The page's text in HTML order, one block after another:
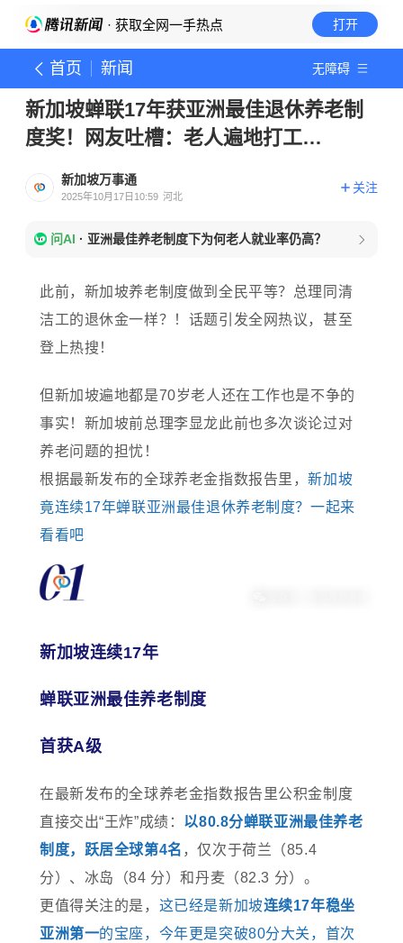
· 获取全网一手热点 打开
首页 新闻 无障碍
新加坡蝉联17年获亚洲最佳退休养老制
度奖！网友吐槽：老人遍地打工…
新加坡万事通
2025年10月17日10:59 河北
关注
问AI · 亚洲最佳养老制度下为何老人就业率仍高？
此前，新加坡养老制度做到全民平等？总理同清
洁工的退休金一样？！话题引发全网热议，甚至
登上热搜！
但新加坡遍地都是70岁老人还在工作也是不争的
事实！新加坡前总理李显龙此前也多次谈论过对
养老问题的担忧！
根据最新发布的全球养老金指数报告里，新加坡
竟连续17年蝉联亚洲最佳退休养老制度？一起来
看看吧
新加坡连续17年
蝉联亚洲最佳养老制度
首获A级
在最新发布的全球养老金指数报告里公积金制度
直接交出“王炸”成绩： 以80.8分蝉联亚洲最佳养老
制度，跃居全球第4名 ，仅次于荷兰（85.4
分）、冰岛（84 分）和丹麦（82.3 分）。
更值得关注的是， 这已经是新加坡连续17年稳坐
亚洲第一的宝座，今年更是突破80分大关，首次